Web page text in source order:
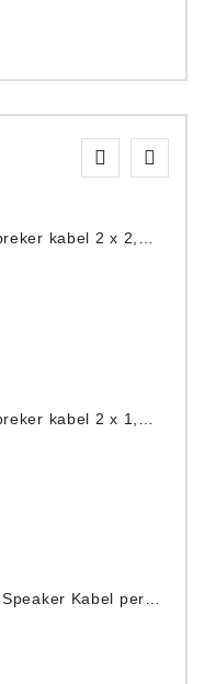
C276 Luidspreker kabel 2 x 2,50 mm² (per meter)
Equator 2.0 Speaker Kabel per meter